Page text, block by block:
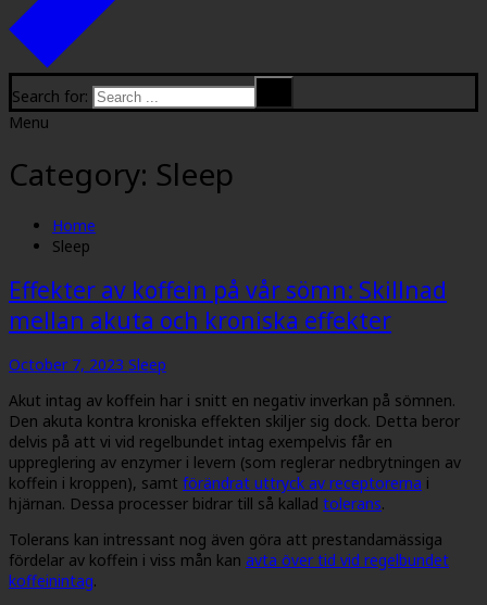
Search for:
Menu
Category: Sleep
Home
Sleep
Effekter av koffein på vår sömn: Skillnad
mellan akuta och kroniska effekter
October 7, 2023 Sleep
Akut intag av koffein har i snitt en negativ inverkan på sömnen.
Den akuta kontra kroniska effekten skiljer sig dock. Detta beror
delvis på att vi vid regelbundet intag exempelvis får en
uppreglering av enzymer i levern (som reglerar nedbrytningen av
koffein i kroppen), samt förändrat uttryck av receptorerna i
hjärnan. Dessa processer bidrar till så kallad tolerans.
Tolerans kan intressant nog även göra att prestandamässiga
fördelar av koffein i viss mån kan avta över tid vid regelbundet
koffeinintag.